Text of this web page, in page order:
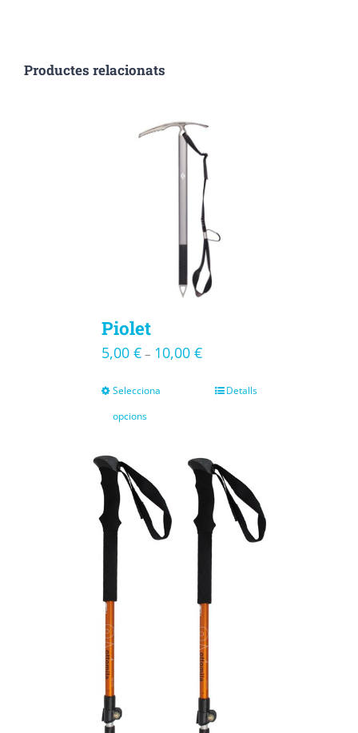
Productes relacionats
Piolet
5,00 €– 10,00 €
Selecciona
opcions
Detalls